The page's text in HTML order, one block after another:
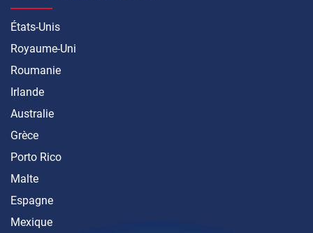
États-Unis
Royaume-Uni
Roumanie
Irlande
Australie
Grèce
Porto Rico
Malte
Espagne
Mexique